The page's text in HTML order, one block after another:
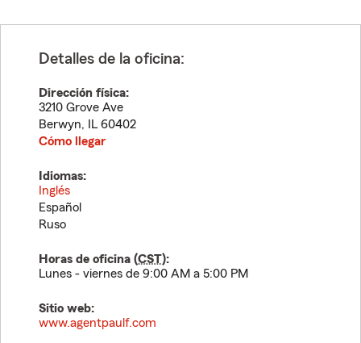
Detalles de la oficina:
Dirección física:
3210 Grove Ave
Berwyn, IL 60402
Cómo llegar
Idiomas:
Inglés
Español
Ruso
Horas de oficina (CST):
Lunes - viernes de 9:00 AM a 5:00 PM
Sitio web:
www.agentpaulf.com